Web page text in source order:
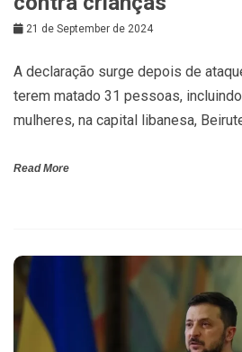
21 de September de 2024
A declaração surge depois de
terem matado 31 pessoas,
mulheres, na capital libanesa,
Read More